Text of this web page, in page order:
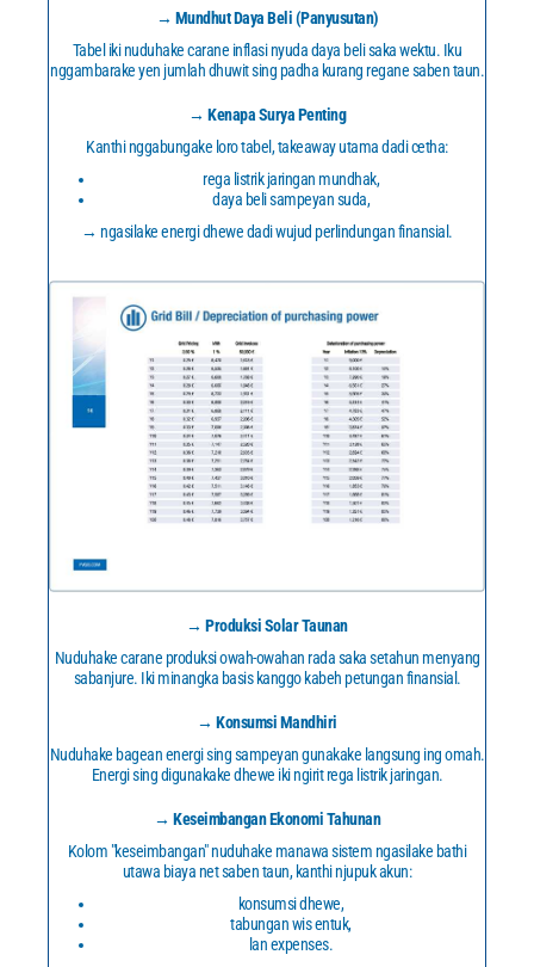
→ Mundhut Daya Beli (Panyusutan)
Tabel iki nuduhake carane inflasi nyuda daya beli saka wektu. Iku
nggambarake yen jumlah dhuwit sing padha kurang regane saben taun.
→ Kenapa Surya Penting
Kanthi nggabungake loro tabel, takeaway utama dadi cetha:
rega listrik jaringan mundhak,
daya beli sampeyan suda,
→ ngasilake energi dhewe dadi wujud perlindungan finansial.
→ Produksi Solar Taunan
Nuduhake carane produksi owah-owahan rada saka setahun menyang
sabanjure. Iki minangka basis kanggo kabeh petungan finansial.
→ Konsumsi Mandhiri
Nuduhake bagean energi sing sampeyan gunakake langsung ing omah.
Energi sing digunakake dhewe iki ngirit rega listrik jaringan.
→ Keseimbangan Ekonomi Tahunan
Kolom "keseimbangan" nuduhake manawa sistem ngasilake bathi
utawa biaya net saben taun, kanthi njupuk akun:
konsumsi dhewe,
tabungan wis entuk,
lan expenses.